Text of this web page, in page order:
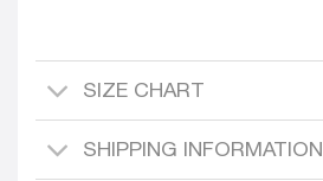
SIZE CHART
SHIPPING INFORMATION